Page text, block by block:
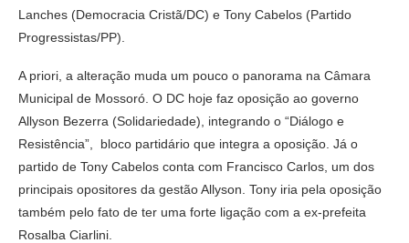
Lanches (Democracia Cristã/DC) e Tony Cabelos (Partido
Progressistas/PP).
A priori, a alteração muda um pouco o panorama na Câmara
Municipal de Mossoró. O DC hoje faz oposição ao governo
Allyson Bezerra (Solidariedade), integrando o “Diálogo e
Resistência”, bloco partidário que integra a oposição. Já o
partido de Tony Cabelos conta com Francisco Carlos, um dos
principais opositores da gestão Allyson. Tony iria pela oposição
também pelo fato de ter uma forte ligação com a ex-prefeita
Rosalba Ciarlini.